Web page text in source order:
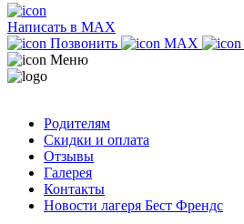
Написать в MAX
Позвонить
MAX
Меню
Родителям
Скидки и оплата
Отзывы
Галерея
Контакты
Новости лагеря Бест Френдс